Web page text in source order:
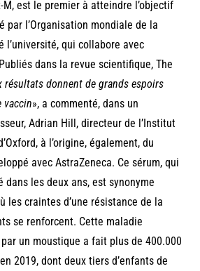
M, est le premier à atteindre l’objectif
par l’Organisation mondiale de la
l’université, qui collabore avec
dans la revue scientifique, The
résultats donnent de grands espoirs
vaccin», a commenté, dans un
Adrian Hill, directeur de l’Institut
à l’origine, également, du
avec AstraZeneca. Ce sérum, qui
dans les deux ans, est synonyme
les craintes d’une résistance de la
se renforcent. Cette maladie
un moustique a fait plus de 400.000
2019, dont deux tiers d’enfants de